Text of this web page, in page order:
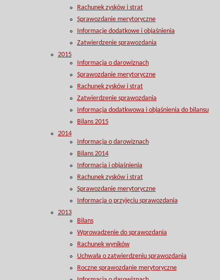
Rachunek zysków i strat
Sprawozdanie merytoryczne
Informacje dodatkowe i objaśnienia
Zatwierdzenie sprawozdania
2015
Informacja o darowiznach
Sprawozdanie merytoryczne
Rachunek zysków i strat
Zatwierdzenie sprawozdania
Informacja dodatkwowa i objaśnienia do bilansu
Bilans 2015
2014
Informacja o darowiznach
Bilans 2014
Informacja i objaśnienia
Rachunek zysków i strat
Sprawozdanie merytoryczne
Informacja o przyjęciu sprawozdania
2013
Bilans
Wprowadzenie do sprawozdania
Rachunek wyników
Uchwała o zatwierdzeniu sprawozdania
Roczne sprawozdanie merytoryczne